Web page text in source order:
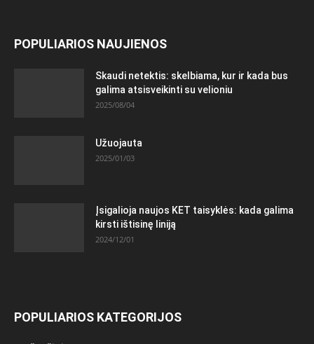
POPULIARIOS NAUJIENOS
Skaudi netektis: skelbiama, kur ir kada bus
galima atsisveikinti su velioniu
2025/08/04
Užuojauta
2025/01/03
Įsigalioja naujos KET taisyklės: kada galima
kirsti ištisinę liniją
2024/12/01
POPULIARIOS KATEGORIJOS